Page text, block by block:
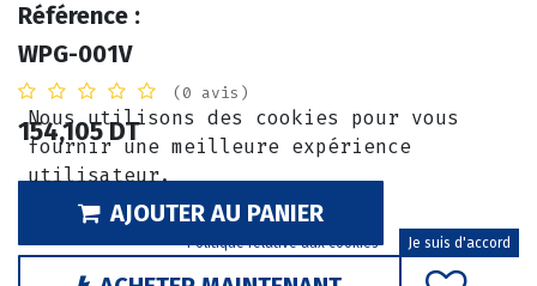
Référence :
WPG-001V
(0 avis)
154,105DT
AJOUTER AU PANIER
Nous utilisons des cookies pour vous
fournir une meilleure expérience
utilisateur.
Politique relative aux cookies Je suis d'accord